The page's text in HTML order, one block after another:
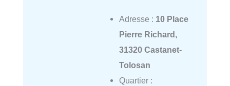
Adresse : 10 Place
Pierre Richard,
31320 Castanet-
Tolosan
Quartier :